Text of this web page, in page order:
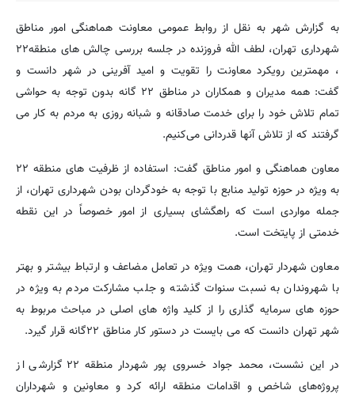
به گزارش شهر به نقل از روابط عمومی معاونت هماهنگی امور مناطق
شهرداری تهران، لطف الله فروزنده در جلسه بررسی چالش های منطقه۲۲
، مهمترین رویکرد معاونت را تقویت و امید آفرینی در شهر دانست و
گفت: همه مدیران و همکاران در مناطق ۲۲ گانه بدون توجه به حواشی
تمام تلاش خود را برای خدمت صادقانه و شبانه روزی به مردم به کار می
گرفتند که از تلاش آنها قدردانی می‌کنیم.
معاون هماهنگی و امور مناطق گفت: استفاده از ظرفیت های منطقه ۲۲
به ویژه در حوزه تولید منابع با توجه به خودگردان بودن شهرداری تهران، از
جمله مواردی است که راهگشای بسیاری از امور خصوصاً در این نقطه
خدمتی از پایتخت است.
معاون شهردار تهران، همت ویژه در تعامل مضاعف و ارتباط بیشتر و بهتر
با شهروندان به نسبت سنوات گذشته و جلب مشارکت مردم به ویژه در
حوزه های سرمایه گذاری را از کلید واژه های اصلی در مباحث مربوط به
شهر تهران دانست که می بایست در دستور کار مناطق ۲۲گانه قرار گیرد.
در این نشست، محمد جواد خسروی پور شهردار منطقه ۲۲ گزارشی از
پروژه‌های شاخص و اقدامات منطقه ارائه کرد و معاونین و شهرداران